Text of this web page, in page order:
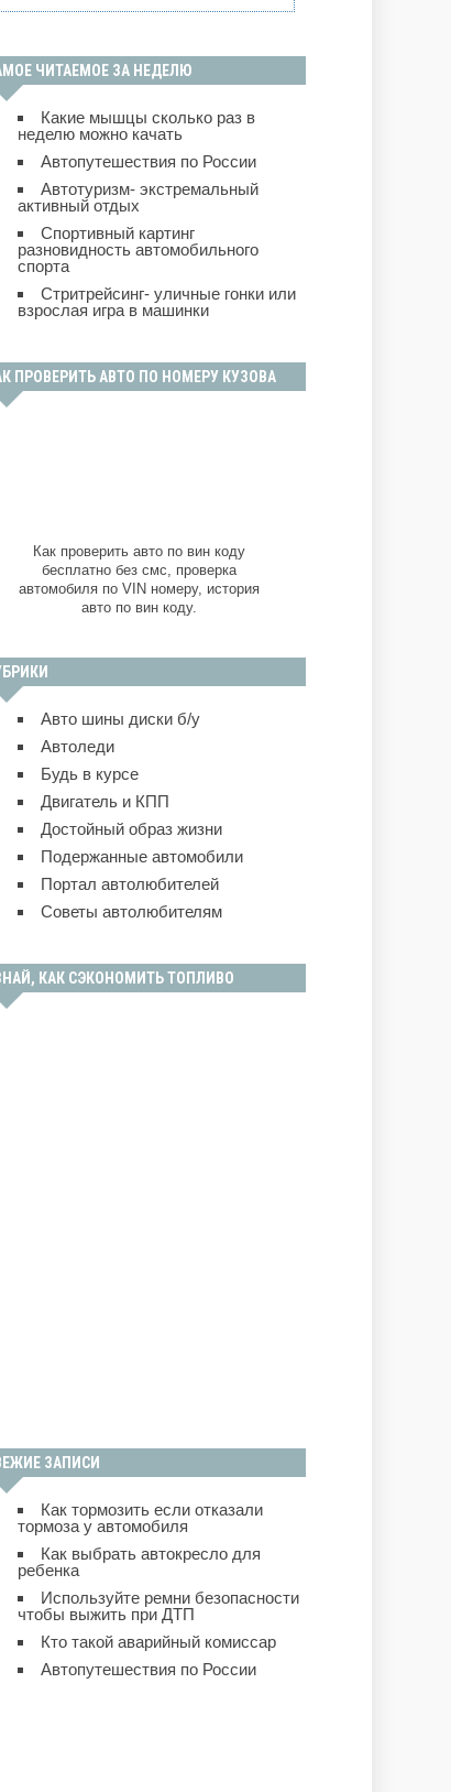
ЧИТАЕМОЕ ЗА НЕДЕЛЮ
Какие мышцы сколько раз в
неделю можно качать
Автопутешествия по России
Автотуризм- экстремальный
активный отдых
Спортивный картинг
разновидность автомобильного
спорта
Стритрейсинг- уличные гонки или
взрослая игра в машинки
ПРОВЕРИТЬ АВТО ПО НОМЕРУ КУЗОВА
Как проверить авто по вин коду
бесплатно без смс, проверка
автомобиля по VIN номеру, история
авто по вин коду.
Авто шины диски б/у
Автоледи
Будь в курсе
Двигатель и КПП
Достойный образ жизни
Подержанные автомобили
Портал автолюбителей
Советы автолюбителям
КАК СЭКОНОМИТЬ ТОПЛИВО
ЗАПИСИ
Как тормозить если отказали
тормоза у автомобиля
Как выбрать автокресло для
ребенка
Используйте ремни безопасности
чтобы выжить при ДТП
Кто такой аварийный комиссар
Автопутешествия по России